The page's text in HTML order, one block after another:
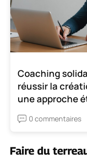
Coaching
réussir la
une approche
0 commentaires
Faire du